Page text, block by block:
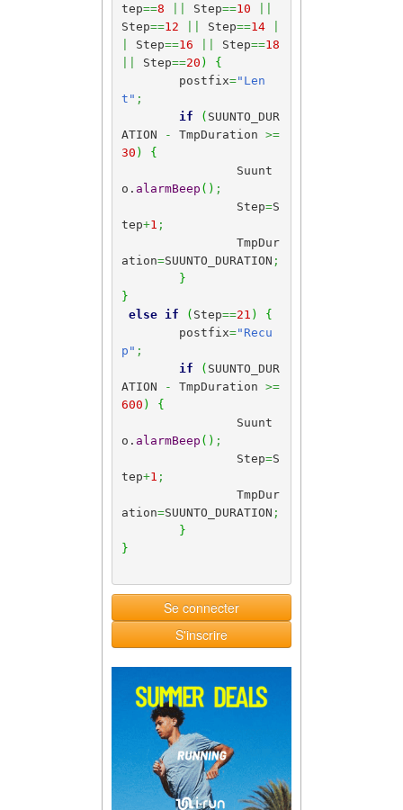
tep==8 Step==10
Step==12 Step==14
Step==16 Step==18
Step==20 )
{
	postfix
="Len
t" ;
if
( SUUNTO_DUR
ATION
- TmpDuration >=
30 )
{
o. alarmBeep ( ) ;
		Step
=S
tep+1 ;
ation=SUUNTO_DURATION ;
}
}
else
if ( Step==21 )
{
	postfix
="Recu
p" ;
if
( SUUNTO_DUR
ATION
- TmpDuration >=
600 )
{
o. alarmBeep ( ) ;
		Step
=S
tep+1 ;
ation=SUUNTO_DURATION ;
}
}
Se connecter
S'inscrire